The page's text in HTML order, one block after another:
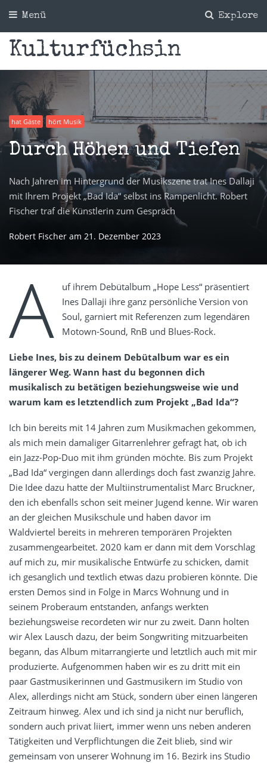
Explore
Menü
Kulturfüchsin
hat Gäste hört Musik
Durch Höhen und Tiefen
Nach Jahren im Hintergrund der Musikszene trat Ines Dallaji
mit Ihrem Projekt „Bad Ida“ selbst ins Rampenlicht. Robert
Fischer traf die Künstlerin zum Gespräch
Robert Fischer am 21. Dezember 2023
A
uf ihrem Debütalbum „Hope Less“ präsentiert
Ines Dallaji ihre ganz persönliche Version von
Soul, garniert mit Referenzen zum legendären
Motown-Sound, RnB und Blues-Rock.
Liebe Ines, bis zu deinem Debütalbum war es ein
längerer Weg. Wann hast du begonnen dich
musikalisch zu betätigen beziehungsweise wie und
warum kam es letztendlich zum Projekt „Bad Ida“?
Ich bin bereits mit 14 Jahren zum Musikmachen gekommen,
als mich mein damaliger Gitarrenlehrer gefragt hat, ob ich
ein Jazz-Pop-Duo mit ihm gründen möchte. Bis zum Projekt
„Bad Ida“ vergingen dann allerdings doch fast zwanzig Jahre.
Die Idee dazu hatte der Multiinstrumentalist Marc Bruckner,
den ich ebenfalls schon seit meiner Jugend kenne. Wir waren
an der gleichen Musikschule und haben davor im
Waldviertel bereits in mehreren temporären Projekten
zusammengearbeitet. 2020 kam er dann mit dem Vorschlag
auf mich zu, mir musikalische Entwürfe zu schicken, damit
ich gesanglich und textlich etwas dazu probieren könnte. Die
ersten Demos sind in Folge in Marcs Wohnung und in
seinem Proberaum entstanden, anfangs werkten
beziehungsweise recordeten wir nur zu zweit. Dann holten
wir Alex Lausch dazu, der beim Songwriting mitzuarbeiten
begann, das Album mitarrangierte und letztlich auch mit mir
produzierte. Aufgenommen haben wir es zu dritt mit ein
paar Gastmusikerinnen und Gastmusikern im Studio von
Alex, allerdings nicht am Stück, sondern über einen längeren
Zeitraum hinweg. Alex und ich sind ja nicht nur beruflich,
sondern auch privat liiert, immer wenn uns neben anderen
Tätigkeiten und Verpflichtungen die Zeit blieb, sind wir
gemeinsam von unserer Wohnung im 16. Bezirk ins Studio